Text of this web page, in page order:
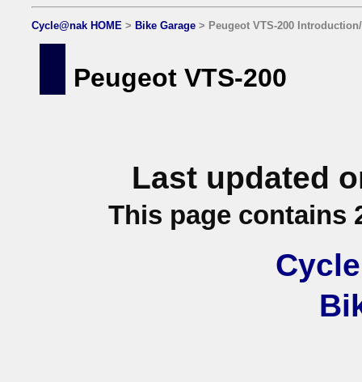
Cycle@nak HOME > Bike Garage > Peugeot VTS-200
Peugeot VTS-200
Last updated
This page contains